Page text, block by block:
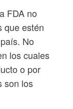
FDA no
que estén
No
los cuales
o por
son los